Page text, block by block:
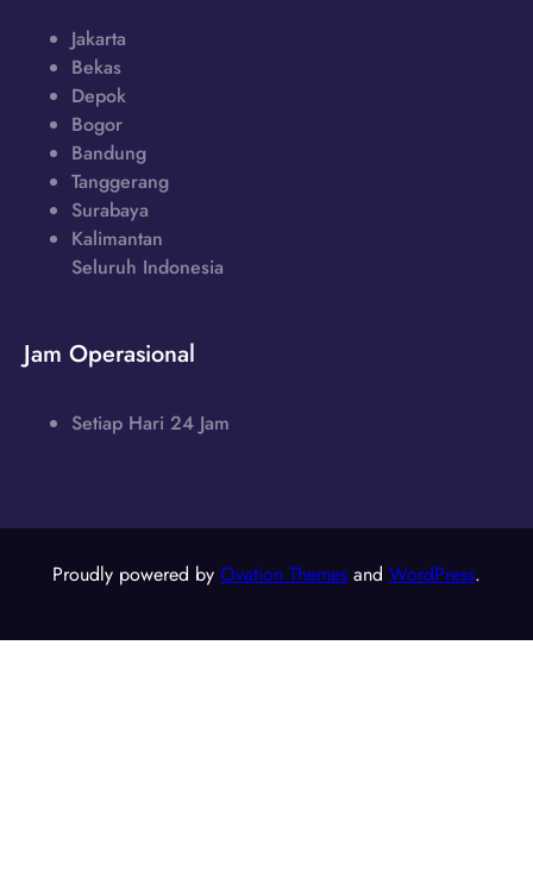
Jakarta
Bekas
Depok
Bogor
Bandung
Tanggerang
Surabaya
Kalimantan
Seluruh Indonesia
Jam Operasional
Setiap Hari 24 Jam
Proudly powered by Ovation Themes and WordPress.